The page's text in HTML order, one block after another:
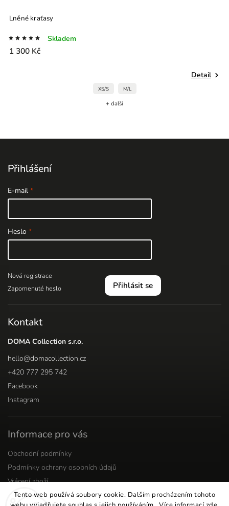
Tento web používá soubory cookie. Dalším procházením tohoto
Lněné kraťasy
Skladem
1 300 Kč
Detail
XS/S M/L
+ další
Přihlášení
E-mail
Heslo
Přihlásit se
Nová registrace
Zapomenuté heslo
Kontakt
DOMA Collection s.r.o.
hello@domacollection.cz
+420 777 295 742
Facebook
Instagram
Informace pro vás
Obchodní podmínky
Podmínky ochrany osobních údajů
Vrácení zboží